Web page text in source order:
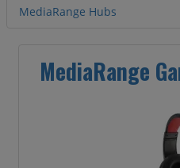
MediaRange Hubs
MediaRange